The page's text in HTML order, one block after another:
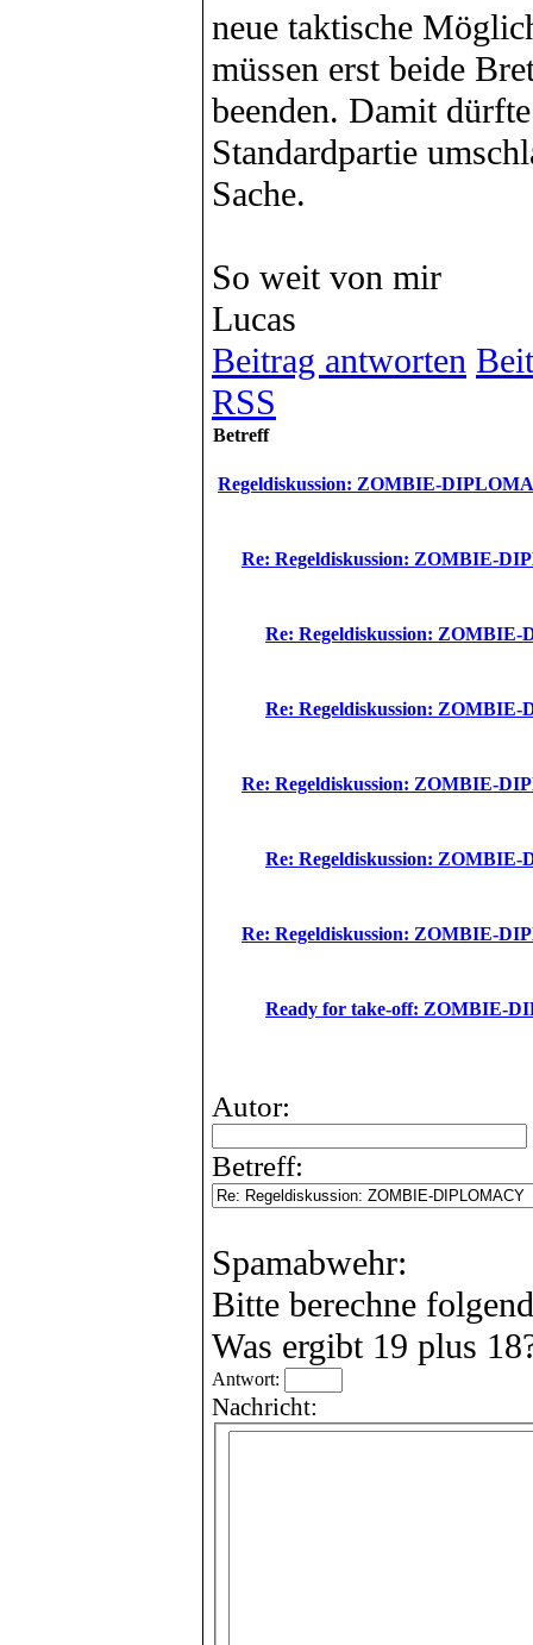
neue taktische
müssen erst beide
beenden. Damit
Standardpartie
Sache.
So weit von mir
Lucas
Beitrag antworten
RSS
Betreff
Regeldiskussion: ZOMBIE-
Re: Regeldiskussion: ZOMBIE-
Re: Regeldiskussion:
Re: Regeldiskussion:
Re: Regeldiskussion: ZOMBIE-
Re: Regeldiskussion:
Re: Regeldiskussion: ZOMBIE-
Ready for take-off: ZOMBIE-
Autor:
Betreff:
Spamabwehr:
Bitte berechne
Was ergibt 19 plus
Antwort:
Nachricht: